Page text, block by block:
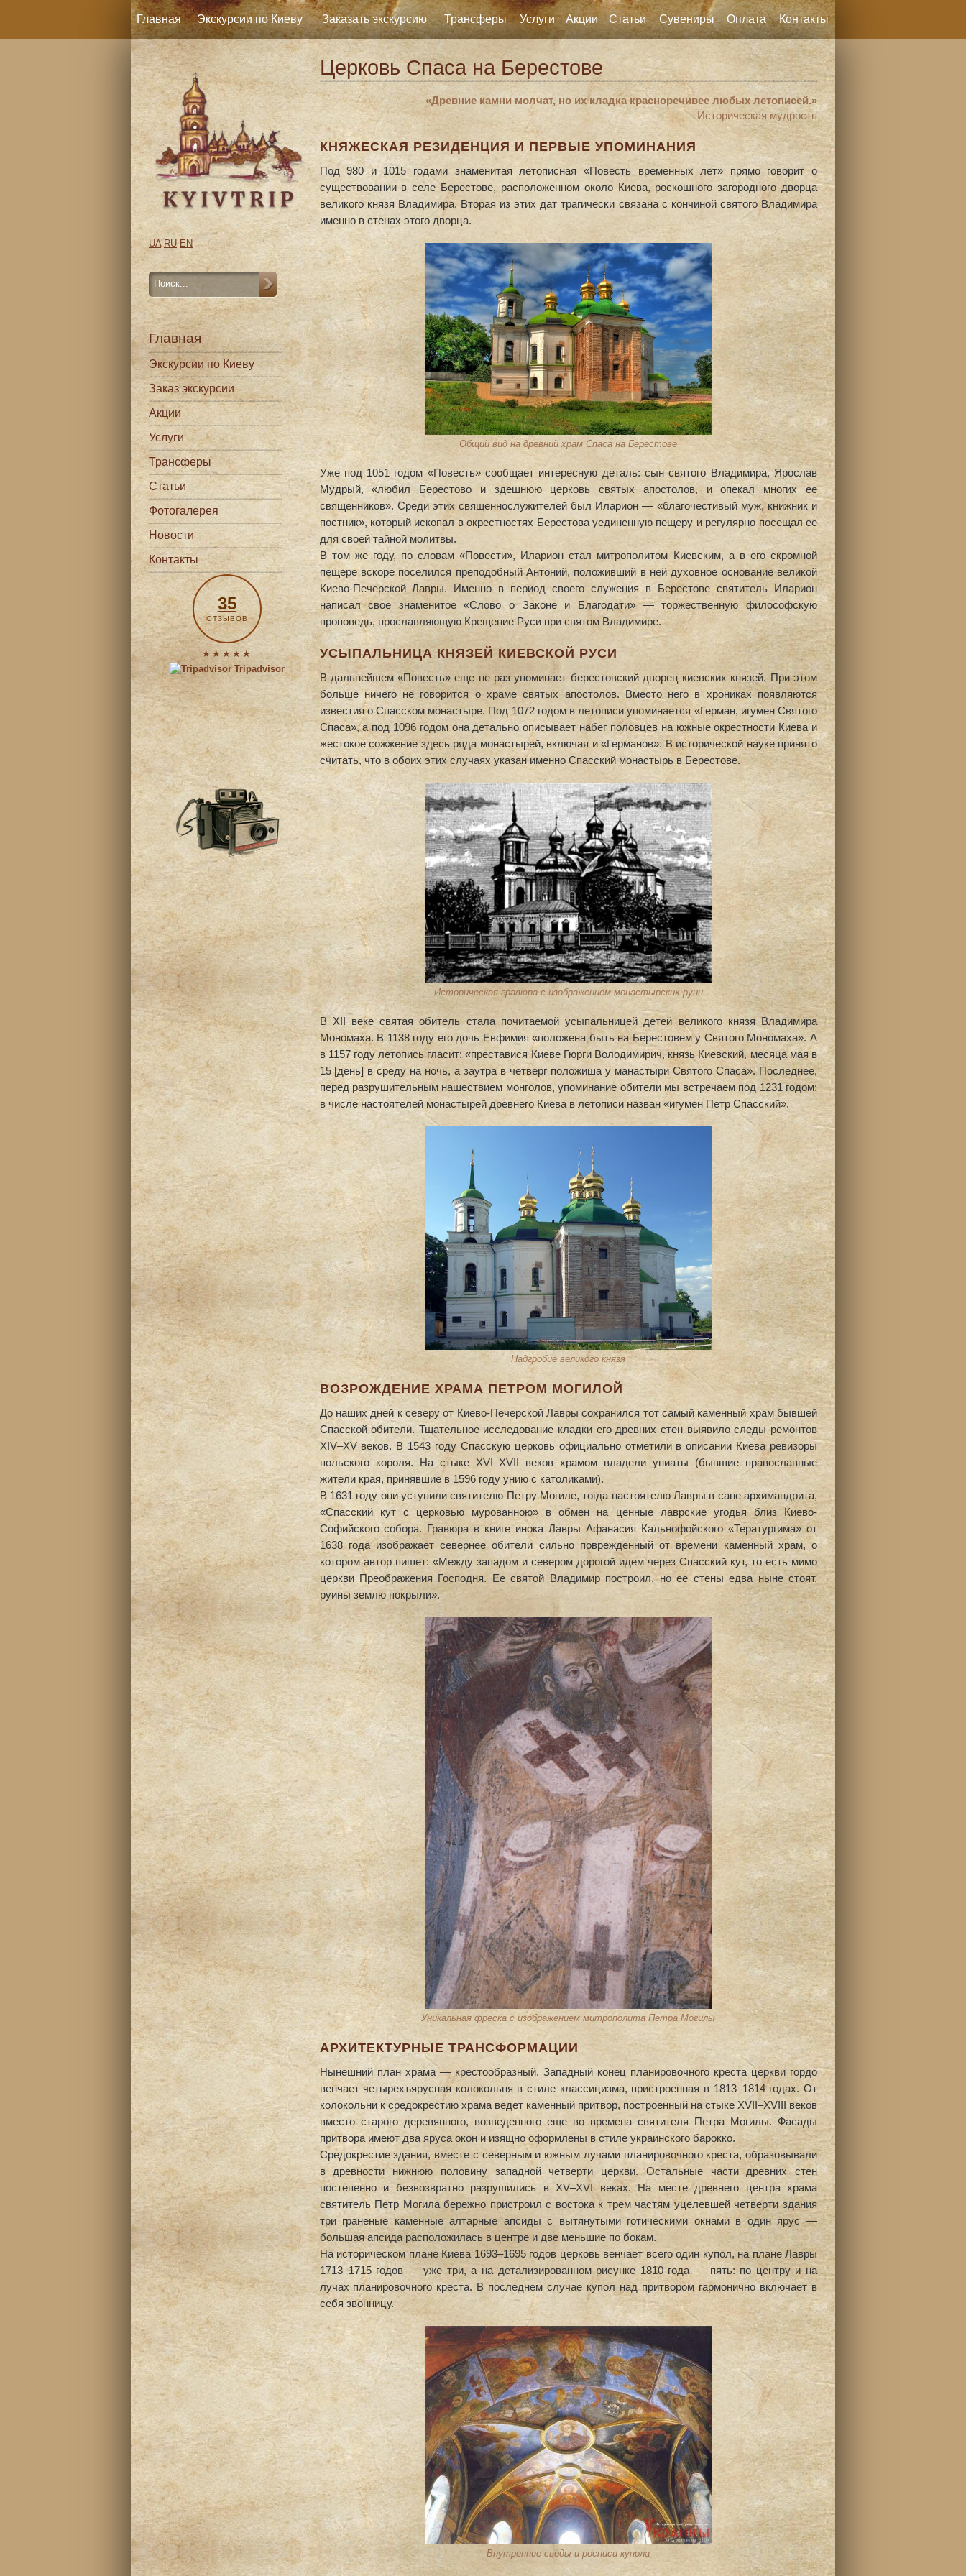
Главная Экскурсии по Киеву Заказать экскурсию Трансферы Услуги Акции Статьи Сувениры Оплата Контакты
UA RU EN
Главная
Экскурсии по Киеву
Заказ экскурсии
Акции
Услуги
Трансферы
Статьи
Фотогалерея
Новости
Контакты
35
ОТЗЫВОВ
★★★★★
Tripadvisor
Церковь Спаса на Берестове
«Древние камни молчат, но их кладка красноречивее любых летописей.»
Историческая мудрость
КНЯЖЕСКАЯ РЕЗИДЕНЦИЯ И ПЕРВЫЕ УПОМИНАНИЯ
Под 980 и 1015 годами знаменитая летописная «Повесть временных лет» прямо говорит о
существовании в селе Берестове, расположенном около Киева, роскошного загородного дворца
великого князя Владимира. Вторая из этих дат трагически связана с кончиной святого Владимира
именно в стенах этого дворца.
Общий вид на древний храм Спаса на Берестове
Уже под 1051 годом «Повесть» сообщает интересную деталь: сын святого Владимира, Ярослав
Мудрый, «любил Берестово и здешнюю церковь святых апостолов, и опекал многих ее
священников». Среди этих священнослужителей был Иларион — «благочестивый муж, книжник и
постник», который ископал в окрестностях Берестова уединенную пещеру и регулярно посещал ее
для своей тайной молитвы.
В том же году, по словам «Повести», Иларион стал митрополитом Киевским, а в его скромной
пещере вскоре поселился преподобный Антоний, положивший в ней духовное основание великой
Киево-Печерской Лавры. Именно в период своего служения в Берестове святитель Иларион
написал свое знаменитое «Слово о Законе и Благодати» — торжественную философскую
проповедь, прославляющую Крещение Руси при святом Владимире.
УСЫПАЛЬНИЦА КНЯЗЕЙ КИЕВСКОЙ РУСИ
В дальнейшем «Повесть» еще не раз упоминает берестовский дворец киевских князей. При этом
больше ничего не говорится о храме святых апостолов. Вместо него в хрониках появляются
известия о Спасском монастыре. Под 1072 годом в летописи упоминается «Герман, игумен Святого
Спаса», а под 1096 годом она детально описывает набег половцев на южные окрестности Киева и
жестокое сожжение здесь ряда монастырей, включая и «Германов». В исторической науке принято
считать, что в обоих этих случаях указан именно Спасский монастырь в Берестове.
Историческая гравюра с изображением монастырских руин
В XII веке святая обитель стала почитаемой усыпальницей детей великого князя Владимира
Мономаха. В 1138 году его дочь Евфимия «положена быть на Берестовем у Святого Мономаха». А
в 1157 году летопись гласит: «преставися Киеве Гюрги Володимирич, князь Киевский, месяца мая в
15 [день] в среду на ночь, а заутра в четверг положиша у манастыри Святого Спаса». Последнее,
перед разрушительным нашествием монголов, упоминание обители мы встречаем под 1231 годом:
в числе настоятелей монастырей древнего Киева в летописи назван «игумен Петр Спасский».
Надгробие великого князя
ВОЗРОЖДЕНИЕ ХРАМА ПЕТРОМ МОГИЛОЙ
До наших дней к северу от Киево-Печерской Лавры сохранился тот самый каменный храм бывшей
Спасской обители. Тщательное исследование кладки его древних стен выявило следы ремонтов
ХIV–ХV веков. В 1543 году Спасскую церковь официально отметили в описании Киева ревизоры
польского короля. На стыке ХVI–ХVII веков храмом владели униаты (бывшие православные
жители края, принявшие в 1596 году унию с католиками).
В 1631 году они уступили святителю Петру Могиле, тогда настоятелю Лавры в сане архимандрита,
«Спасский кут с церковью мурованною» в обмен на ценные лаврские угодья близ Киево-
Софийского собора. Гравюра в книге инока Лавры Афанасия Кальнофойского «Тератургима» от
1638 года изображает севернее обители сильно поврежденный от времени каменный храм, о
котором автор пишет: «Между западом и севером дорогой идем через Спасский кут, то есть мимо
церкви Преображения Господня. Ее святой Владимир построил, но ее стены едва ныне стоят,
руины землю покрыли».
Уникальная фреска с изображением митрополита Петра Могилы
АРХИТЕКТУРНЫЕ ТРАНСФОРМАЦИИ
Нынешний план храма — крестообразный. Западный конец планировочного креста церкви гордо
венчает четырехъярусная колокольня в стиле классицизма, пристроенная в 1813–1814 годах. От
колокольни к средокрестию храма ведет каменный притвор, построенный на стыке ХVII–ХVIII веков
вместо старого деревянного, возведенного еще во времена святителя Петра Могилы. Фасады
притвора имеют два яруса окон и изящно оформлены в стиле украинского барокко.
Средокрестие здания, вместе с северным и южным лучами планировочного креста, образовывали
в древности нижнюю половину западной четверти церкви. Остальные части древних стен
постепенно и безвозвратно разрушились в ХV–ХVI веках. На месте древнего центра храма
святитель Петр Могила бережно пристроил с востока к трем частям уцелевшей четверти здания
три граненые каменные алтарные апсиды с вытянутыми готическими окнами в один ярус —
большая апсида расположилась в центре и две меньшие по бокам.
На историческом плане Киева 1693–1695 годов церковь венчает всего один купол, на плане Лавры
1713–1715 годов — уже три, а на детализированном рисунке 1810 года — пять: по центру и на
лучах планировочного креста. В последнем случае купол над притвором гармонично включает в
себя звонницу.
Внутренние своды и росписи купола